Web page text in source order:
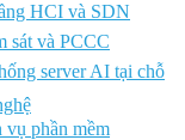
HCI và SDN
sát và PCCC
server AI tại chỗ
vụ phần mềm